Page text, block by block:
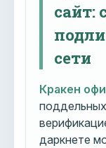
сайт:
сети
Кракен
даркнете